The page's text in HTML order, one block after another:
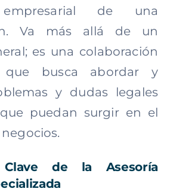
de una
Va más allá de un
es una colaboración
que busca abordar y
y dudas legales
puedan surgir en el
Clave de la Asesoría